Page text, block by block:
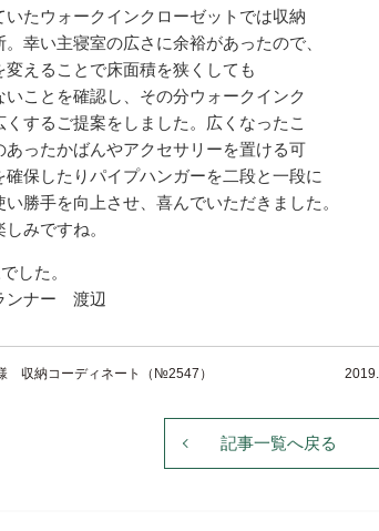
いたウォークインクローゼットでは収納
幸い主寝室の広さに余裕があったので、
変えることで床面積を狭くしても
いことを確認し、その分ウォークインク
くするご提案をしました。広くなったこ
あったかばんやアクセサリーを置ける可
確保したりパイプハンガーを二段と一段に
い勝手を向上させ、喜んでいただきました。
みですね。
した。
ンナー 渡辺
収納コーディネート（№2547）
記事一覧へ戻る